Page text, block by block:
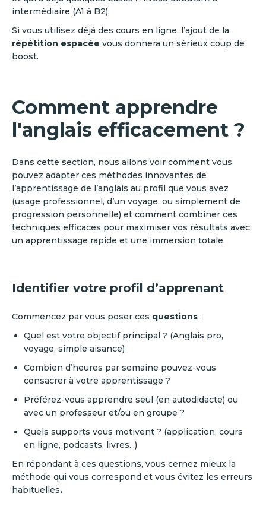
intermédiaire (A1 à B2).
Si vous utilisez déjà des cours en ligne, l’ajout de la
répétition espacée vous donnera un sérieux coup de
boost.
Comment apprendre
l'anglais efficacement ?
Dans cette section, nous allons voir comment vous
pouvez adapter ces méthodes innovantes de
l’apprentissage de l’anglais au profil que vous avez
(usage professionnel, d’un voyage, ou simplement de
progression personnelle) et comment combiner ces
techniques efficaces pour maximiser vos résultats avec
un apprentissage rapide et une immersion totale.
Identifier votre profil d’apprenant
Commencez par vous poser ces questions :
Quel est votre objectif principal ? (Anglais pro,
voyage, simple aisance)
Combien d’heures par semaine pouvez-vous
consacrer à votre apprentissage ?
Préférez-vous apprendre seul (en autodidacte) ou
avec un professeur et/ou en groupe ?
Quels supports vous motivent ? (application, cours
en ligne, podcasts, livres...)
En répondant à ces questions, vous cernez mieux la
méthode qui vous correspond et vous évitez les erreurs
habituelles.